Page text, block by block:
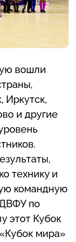
вошли
Иркутск,
и другие
технику и
командную
по
этот Кубок
мира»